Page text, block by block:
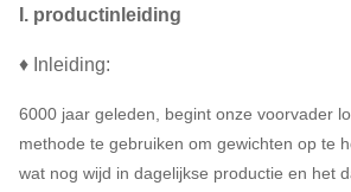
I. productinleiding
♦ Inleiding:
6000 jaar geleden, begint onze voorvader
methode te gebruiken om gewichten op te
wat nog wijd in dagelijkse productie en het